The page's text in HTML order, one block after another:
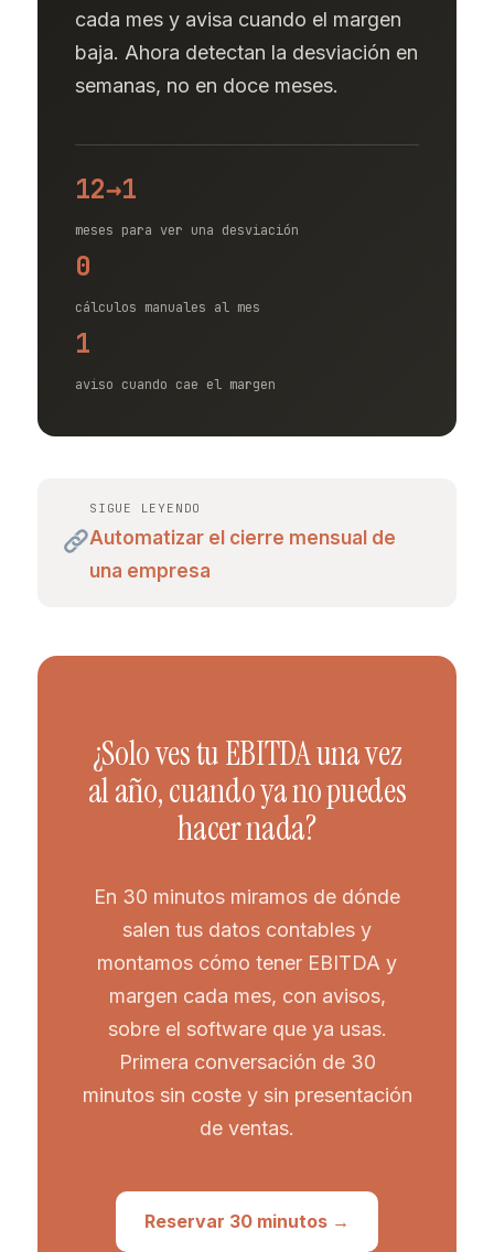
cada mes y avisa cuando el margen
baja. Ahora detectan la desviación en
semanas, no en doce meses.
12→1
meses para ver una desviación
0
cálculos manuales al mes
1
aviso cuando cae el margen
SIGUE LEYENDO
Automatizar el cierre mensual de
una empresa
¿Solo ves tu EBITDA una vez
al año, cuando ya no puedes
hacer nada?
En 30 minutos miramos de dónde
salen tus datos contables y
montamos cómo tener EBITDA y
margen cada mes, con avisos,
sobre el software que ya usas.
Primera conversación de 30
minutos sin coste y sin presentación
de ventas.
Reservar 30 minutos →